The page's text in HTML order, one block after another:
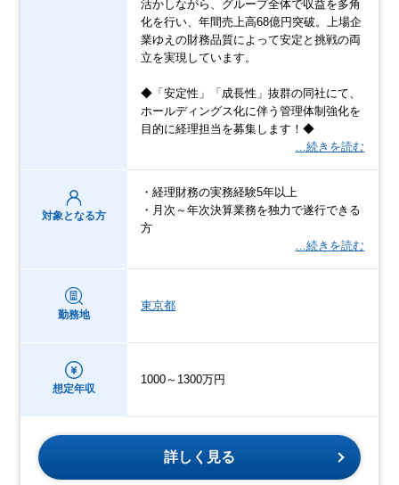
活かしながら、グループ全体で収益を多角
化を行い、年間売上高68億円突破。上場企
業ゆえの財務品質によって安定と挑戦の両
立を実現しています。
◆「安定性」「成長性」抜群の同社にて、
ホールディングス化に伴う管理体制強化を
目的に経理担当を募集します！◆
…続きを読む
対象となる方
・経理財務の実務経験5年以上
・月次～年次決算業務を独力で遂行できる
方
…続きを読む
勤務地
東京都
想定年収
1000～1300万円
詳しく見る